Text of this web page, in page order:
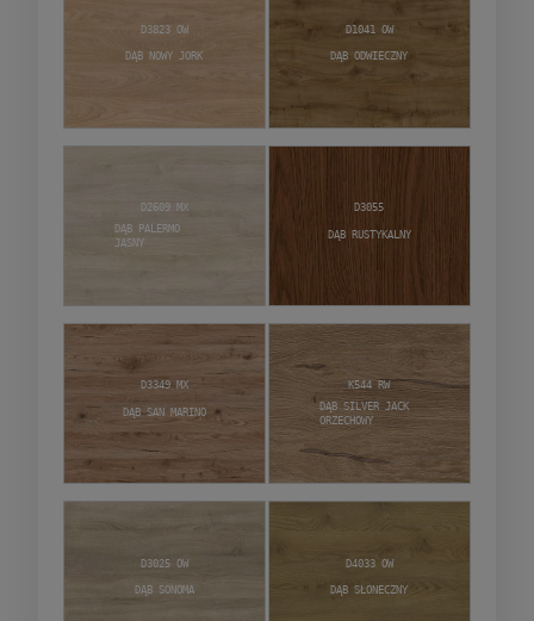
Dąb Nowy Jork
D3823 OW
Dąb Odwieczny
D1041 OW
Dąb Palermo
jasny
D2609 MX
Dąb Rustykalny
D3055
Dąb San Marino
D3349 MX
Dąb Silver Jack
Orzechowy
K544 RW
Dąb Sonoma
D3025 OW
Dąb Słoneczny
D4033 OW